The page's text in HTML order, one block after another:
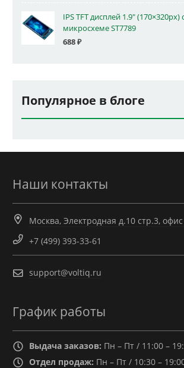
IPS TFT дисплей 1.9" (170×320px)
микросхеме ST7789
688₽
Популярное в блоге
Наши контакты
Москва, Электродная д.10 стр.3,
+7 (499) 393-33-61
support@voltiq.ru
График работы
Выдача заказов: Пн – Пт / 11:00 –
Отдел продаж: Пн – Пт / 10:30 –